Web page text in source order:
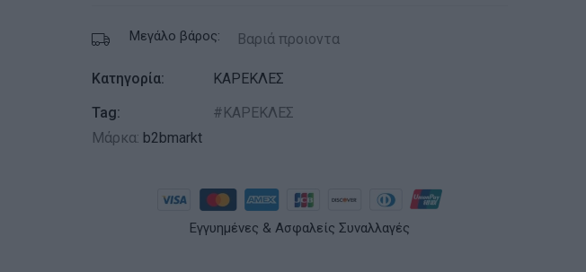
Μεγάλο βάρος: Βαριά προιοντα
Κατηγορία:
ΚΑΡΕΚΛΕΣ
Tag:
ΚΑΡΕΚΛΕΣ
Μάρκα: b2bmarkt
Εγγυημένες & Ασφαλείς Συναλλαγές